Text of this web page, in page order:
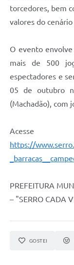
Diário Oficial
Contratos, Convênios
Notícias
Contato
Radar da
torcedores, bem
valores do
O evento
mais de 500
espectadores e
05 de outubro
(Machadão), com
https://
PREFEITURA
– "SERRO CADA
GOSTEI